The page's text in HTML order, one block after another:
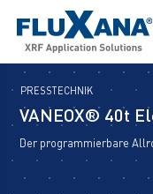
PRESSTECHNIK
VANEOX® 40t
Der programmierbare